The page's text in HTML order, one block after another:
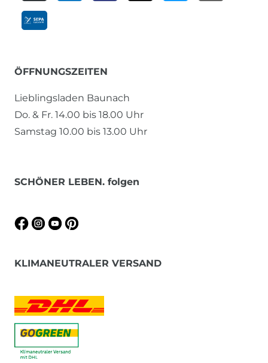
ÖFFNUNGSZEITEN
Lieblingsladen Baunach
Do. & Fr. 14.00 bis 18.00 Uhr
Samstag 10.00 bis 13.00 Uhr
SCHÖNER LEBEN. folgen
KLIMANEUTRALER VERSAND